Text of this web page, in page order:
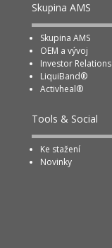
Skupina AMS
Skupina AMS
OEM a vývoj
Investor Relations
LiquiBand®
Activheal®
Tools & Social
Ke stažení
Novinky